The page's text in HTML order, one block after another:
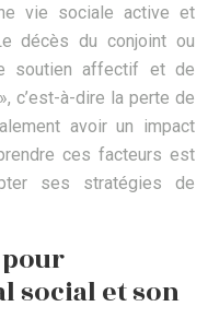
vie sociale active et
décès du conjoint ou
soutien affectif et de
c’est-à-dire la perte de
avoir un impact
ces facteurs est
ses stratégies de
social et son